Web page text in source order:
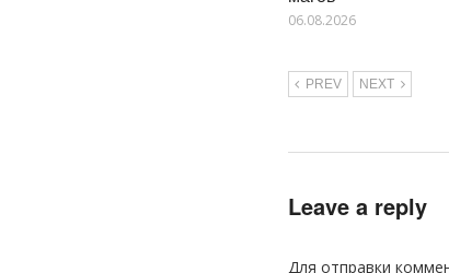
06.08.2026
PREV NEXT
Leave a reply
Для отправки